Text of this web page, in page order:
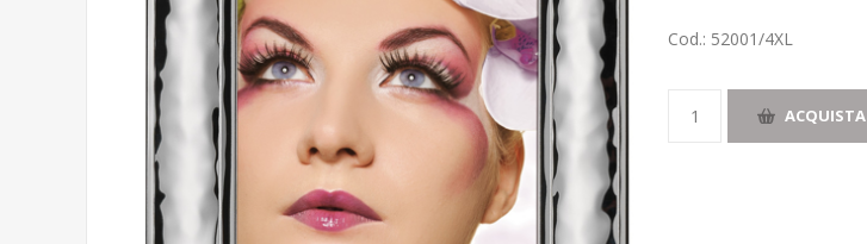
Cod.: 52001/4XL
ACQUISTA